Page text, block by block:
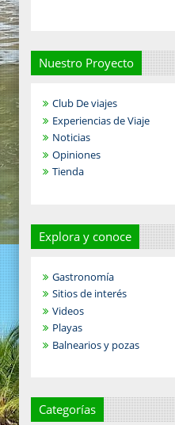
Nuestro Proyecto
Club De viajes
Experiencias de Viaje
Noticias
Opiniones
Tienda
Explora y conoce
Gastronomía
Sitios de interés
Videos
Playas
Balnearios y pozas
Categorías